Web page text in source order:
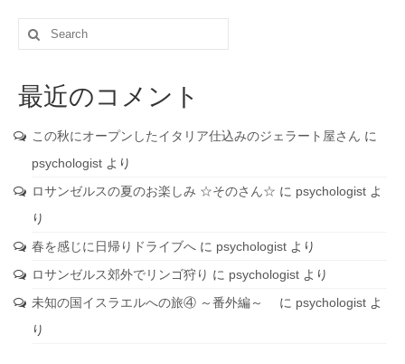
Search
for:
最近のコメント
この秋にオープンしたイタリア仕込みのジェラート屋さん に
psychologist より
ロサンゼルスの夏のお楽しみ ☆そのさん☆ に psychologist よ
り
春を感じに日帰りドライブへ に psychologist より
ロサンゼルス郊外でリンゴ狩り に psychologist より
未知の国イスラエルへの旅④ ～番外編～
に psychologist よ
り